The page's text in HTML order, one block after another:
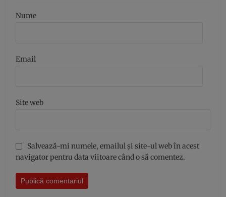
Nume
Email
Site web
Salvează-mi numele, emailul și site-ul web în acest
navigator pentru data viitoare când o să comentez.